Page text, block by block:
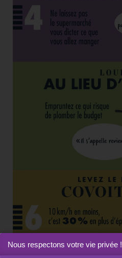
Nous respectons votre vie privée !